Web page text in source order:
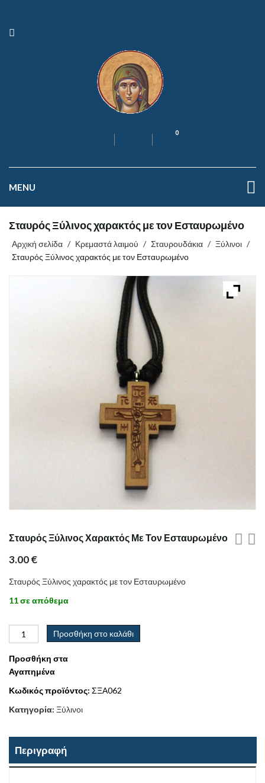
0
MENU
Σταυρός Ξύλινος χαρακτός με τον Εσταυρωμένο
Αρχική σελίδα / Κρεμαστά λαιμού / Σταυρουδάκια / Ξύλινοι /
Σταυρός Ξύλινος χαρακτός με τον Εσταυρωμένο
Σταυρός Ξύλινος Χαρακτός Με Τον Εσταυρωμένο
3.00€
Σταυρός Ξύλινος χαρακτός με τον Εσταυρωμένο
11 σε απόθεμα
Προσθήκη στο καλάθι
Προσθήκη στα
Αγαπημένα
Κωδικός προϊόντος: ΣΞΑ062
Κατηγορία: Ξύλινοι
Περιγραφή